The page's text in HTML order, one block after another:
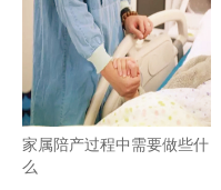
家属陪产过程中需要做些什
么